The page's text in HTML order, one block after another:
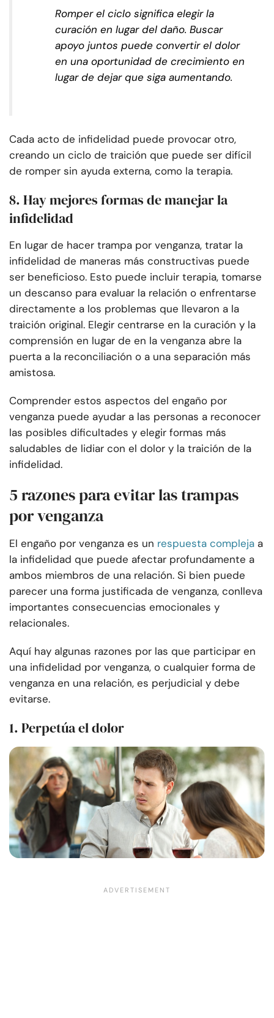
Romper el ciclo significa elegir la
curación en lugar del daño. Buscar
apoyo juntos puede convertir el dolor
en una oportunidad de crecimiento en
lugar de dejar que siga aumentando.
Cada acto de infidelidad puede provocar otro,
creando un ciclo de traición que puede ser difícil
de romper sin ayuda externa, como la terapia.
8. Hay mejores formas de manejar la
infidelidad
En lugar de hacer trampa por venganza, tratar la
infidelidad de maneras más constructivas puede
ser beneficioso. Esto puede incluir terapia, tomarse
un descanso para evaluar la relación o enfrentarse
directamente a los problemas que llevaron a la
traición original. Elegir centrarse en la curación y la
comprensión en lugar de en la venganza abre la
puerta a la reconciliación o a una separación más
amistosa.
Comprender estos aspectos del engaño por
venganza puede ayudar a las personas a reconocer
las posibles dificultades y elegir formas más
saludables de lidiar con el dolor y la traición de la
infidelidad.
5 razones para evitar las trampas
por venganza
El engaño por venganza es un respuesta compleja a
la infidelidad que puede afectar profundamente a
ambos miembros de una relación. Si bien puede
parecer una forma justificada de venganza, conlleva
importantes consecuencias emocionales y
relacionales.
Aquí hay algunas razones por las que participar en
una infidelidad por venganza, o cualquier forma de
venganza en una relación, es perjudicial y debe
evitarse.
1. Perpetúa el dolor